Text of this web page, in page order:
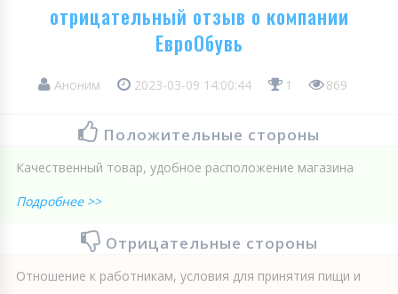
отрицательный отзыв о компании
ЕвроОбувь
Аноним 2023-03-09 14:00:44 1 869
Положительные стороны
Качественный товар, удобное расположение магазина
Подробнее >>
Отрицательные стороны
Отношение к работникам, условия для принятия пищи и